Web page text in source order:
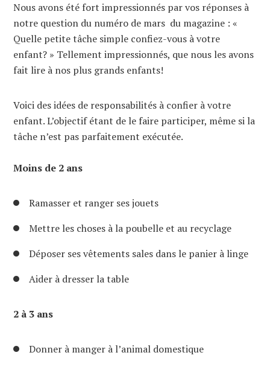
Nous avons été fort impressionnés par vos réponses à
notre question du numéro de mars du magazine : «
Quelle petite tâche simple confiez-vous à votre
enfant? » Tellement impressionnés, que nous les avons
fait lire à nos plus grands enfants!
Voici des idées de responsabilités à confier à votre
enfant. L’objectif étant de le faire participer, même si la
tâche n’est pas parfaitement exécutée.
Moins de 2 ans
Ramasser et ranger ses jouets
Mettre les choses à la poubelle et au recyclage
Déposer ses vêtements sales dans le panier à linge
Aider à dresser la table
2 à 3 ans
Donner à manger à l’animal domestique